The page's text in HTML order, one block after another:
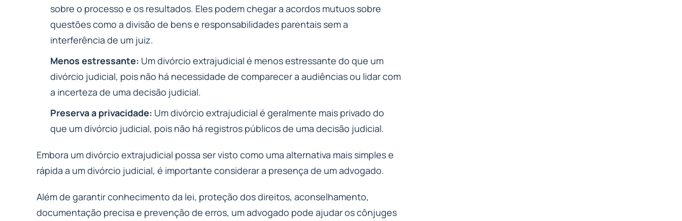
sobre o processo e os resultados. Eles podem chegar a acordos mutuos sobre
questões como a divisão de bens e responsabilidades parentais sem a
interferência de um juiz.
Menos estressante: Um divórcio extrajudicial é menos estressante do que um
divórcio judicial, pois não há necessidade de comparecer a audiências ou lidar com
a incerteza de uma decisão judicial.
Preserva a privacidade: Um divórcio extrajudicial é geralmente mais privado do
que um divórcio judicial, pois não há registros públicos de uma decisão judicial.
Embora um divórcio extrajudicial possa ser visto como uma alternativa mais simples e
rápida a um divórcio judicial, é importante considerar a presença de um advogado.
Além de garantir conhecimento da lei, proteção dos direitos, aconselhamento,
documentação precisa e prevenção de erros, um advogado pode ajudar os cônjuges